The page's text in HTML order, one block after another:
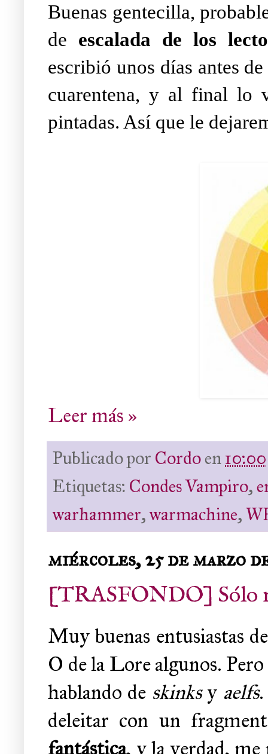
Buenas gentecilla,
de escalada de los
escribió unos días antes
cuarentena, y al final lo
pintadas. Así que le
Leer más »
Publicado por Cordoen10:00
Etiquetas: Condes Vampiro,
warhammer,warmachine,
miércoles, 25 de marzo
[TRASFONDO] Sólo
Muy buenas entusiastas
O de la Lore algunos.
hablando de skinksy aelfs
deleitar con un
fantástica, y la verdad, me